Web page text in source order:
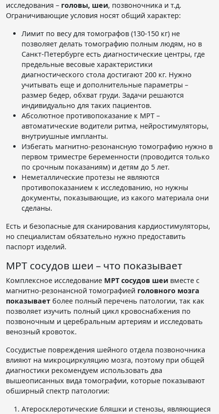
исследования – головы, шеи, позвоночника и т.д.
Ограничивающие условия носят общий характер:
Лимит по весу для томографов (130-150 кг) не
позволяет делать томографию полным людям, но в
Санкт-Петербурге есть диагностические центры, где
предельные весовые характеристики
диагностического стола достигают 200 кг. Нужно
учитывать еще и дополнительные параметры –
размер бедер, обхват груди. Задачи решаются
индивидуально для таких пациентов.
Абсолютное противопоказание к МРТ –
автоматические водители ритма, нейростимуляторы,
внутриушные импланты.
Избегать магнитно-резонансную томографию нужно в
первом триместре беременности (проводится только
по срочным показаниям) и детям до 5 лет.
Неметаллические протезы не являются
противопоказанием к исследованию, но нужны
документы, показывающие, из какого материала они
сделаны.
Есть и безопасные для сканирования кардиостимуляторы,
но специалистам обязательно нужно предоставить
паспорт изделий.
МРТ сосудов шеи – что показывает
Комплексное исследование МРТ сосудов шеи вместе с
магнитно-резонансной томографией головного мозга
показывает более полный перечень патологии, так как
позволяет изучить полный цикл кровоснабжения по
позвоночным и церебральным артериям и исследовать
венозный кровоток.
Сосудистые повреждения шейного отдела позвоночника
влияют на микроциркуляцию мозга, поэтому при общей
диагностики рекомендуем использовать два
вышеописанных вида томографии, которые показывают
обширный спектр патологии:
Атеросклеротические бляшки и стенозы, являющиеся